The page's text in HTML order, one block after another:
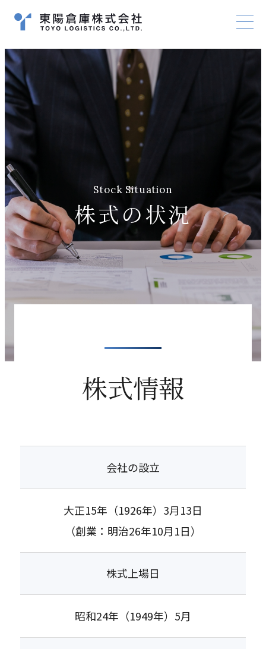
Stock Situation
株式の状況
株式情報
会社の設立
大正15年（1926年）3月13日
（創業：明治26年10月1日）
株式上場日
昭和24年（1949年）5月